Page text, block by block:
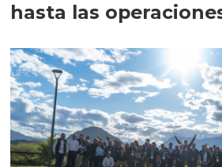
hasta las